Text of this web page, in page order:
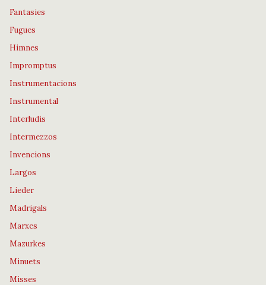
Fantasies
Fugues
Himnes
Impromptus
Instrumentacions
Instrumental
Interludis
Intermezzos
Invencions
Largos
Lieder
Madrigals
Marxes
Mazurkes
Minuets
Misses